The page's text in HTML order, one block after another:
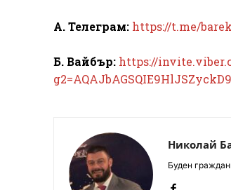
А. Телеграм: https://t.me/
Б. Вайбър: https://
Николай
Буден